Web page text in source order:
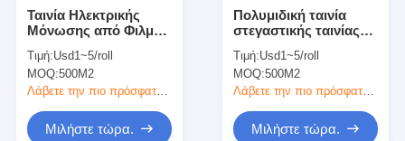
Ταινία Ηλεκτρικής
Μόνωσης από Φιλμ
Κατηγορίας Η Με
Συγκολλητικό
Σιλικόνης
Τιμή:Usd1~5/roll
MOQ:500M2
Λάβετε την πιο πρόσφατη τιμή
Μιλήστε τώρα.
Πολυμιδική ταινία
στεγαστικής ταινίας
για ηλεκτρική μόνωση
Τιμή:Usd1~5/roll
MOQ:500M2
Λάβετε την πιο πρόσφατη τιμή
Μιλήστε τώρα.